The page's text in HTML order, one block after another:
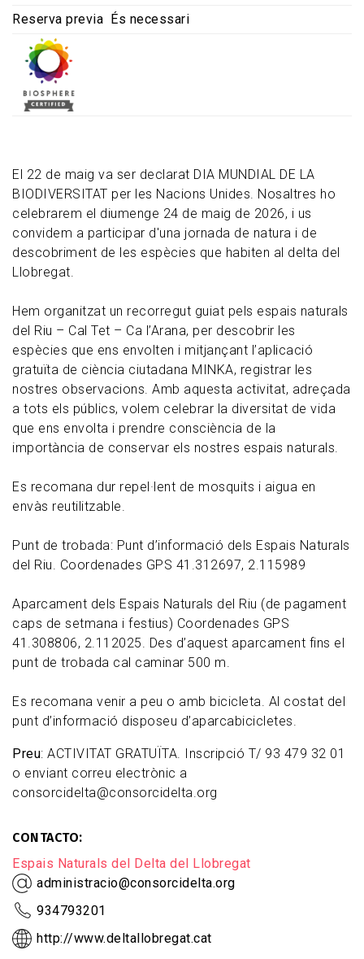
El 22 de maig va ser declarat DIA MUNDIAL DE LA
BIODIVERSITAT per les Nacions Unides. Nosaltres ho
celebrarem el diumenge 24 de maig de 2026, i us
convidem a participar d'una jornada de natura i de
descobriment de les espècies que habiten al delta del
Llobregat.
Hem organitzat un recorregut guiat pels espais naturals
del Riu – Cal Tet – Ca l’Arana, per descobrir les
espècies que ens envolten i mitjançant l’aplicació
gratuïta de ciència ciutadana MINKA, registrar les
nostres observacions. Amb aquesta activitat, adreçada
a tots els públics, volem celebrar la diversitat de vida
que ens envolta i prendre consciència de la
importància de conservar els nostres espais naturals.
Es recomana dur repel·lent de mosquits i aigua en
envàs reutilitzable.
Punt de trobada: Punt d’informació dels Espais Naturals
del Riu. Coordenades GPS 41.312697, 2.115989
Aparcament dels Espais Naturals del Riu (de pagament
caps de setmana i festius) Coordenades GPS
41.308806, 2.112025. Des d’aquest aparcament fins el
punt de trobada cal caminar 500 m.
Es recomana venir a peu o amb bicicleta. Al costat del
punt d’informació disposeu d’aparcabicicletes.
Preu: ACTIVITAT GRATUÏTA. Inscripció T/ 93 479 32 01
o enviant correu electrònic a
consorcidelta@consorcidelta.org
CONTACTO
Espais Naturals del Delta del Llobregat
administracio@consorcidelta.org
934793201
http://www.deltallobregat.cat
Reserva previa
És necessari